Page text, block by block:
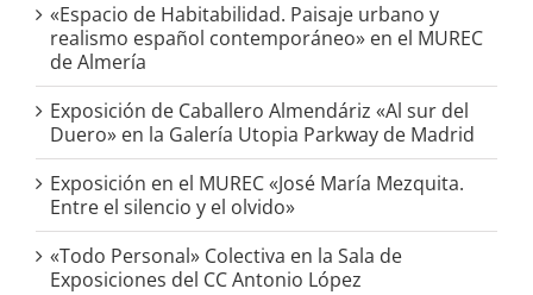
«Espacio de Habitabilidad. Paisaje urbano y
realismo español contemporáneo» en el MUREC
de Almería
Exposición de Caballero Almendáriz «Al sur del
Duero» en la Galería Utopia Parkway de Madrid
Exposición en el MUREC «José María Mezquita.
Entre el silencio y el olvido»
«Todo Personal» Colectiva en la Sala de
Exposiciones del CC Antonio López